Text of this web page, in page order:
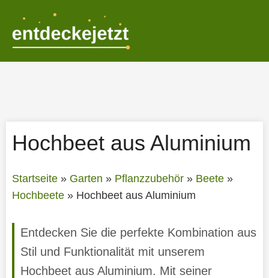
springen
Hochbeet aus Aluminium
Startseite» Garten » Pflanzzubehör» Beete»
Hochbeete» Hochbeet aus Aluminium
Entdecken Sie die perfekte Kombination aus
Stil und Funktionalität mit unserem
Hochbeet aus Aluminium. Mit seiner